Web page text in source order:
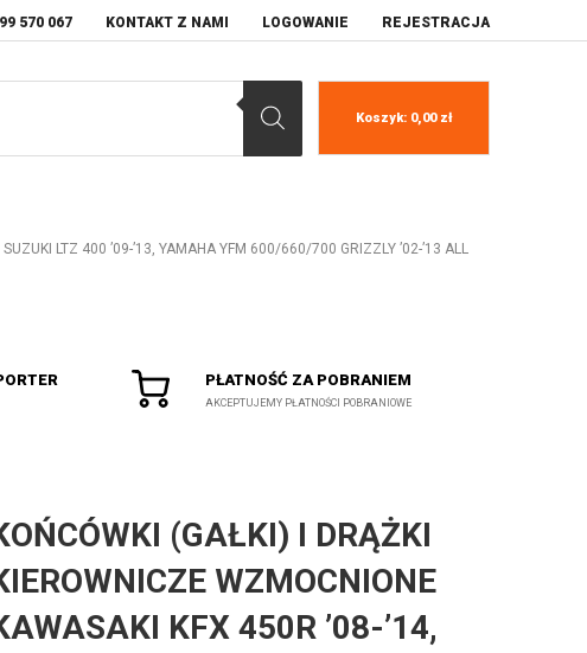
570 067 KONTAKT Z NAMI LOGOWANIE REJESTRACJA
Koszyk: 0,00 zł
LTZ 400 ’09-’13, YAMAHA YFM 600/660/700 GRIZZLY ’02-’13 ALL
PŁATNOŚĆ ZA POBRANIEM
AKCEPTUJEMY PŁATNOŚCI POBRANIOWE
(GAŁKI) I DRĄŻKI
WZMOCNIONE
KFX 450R ’08-’14,